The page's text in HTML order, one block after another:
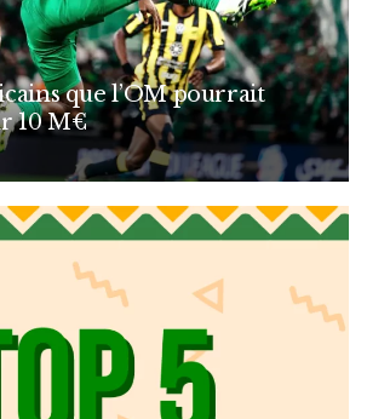
que l’OM pourrait
10 M€